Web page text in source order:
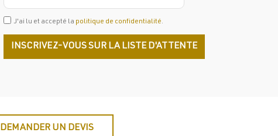
J'ai lu et accepté la politique de confidentialité.
DEMANDER UN DEVIS